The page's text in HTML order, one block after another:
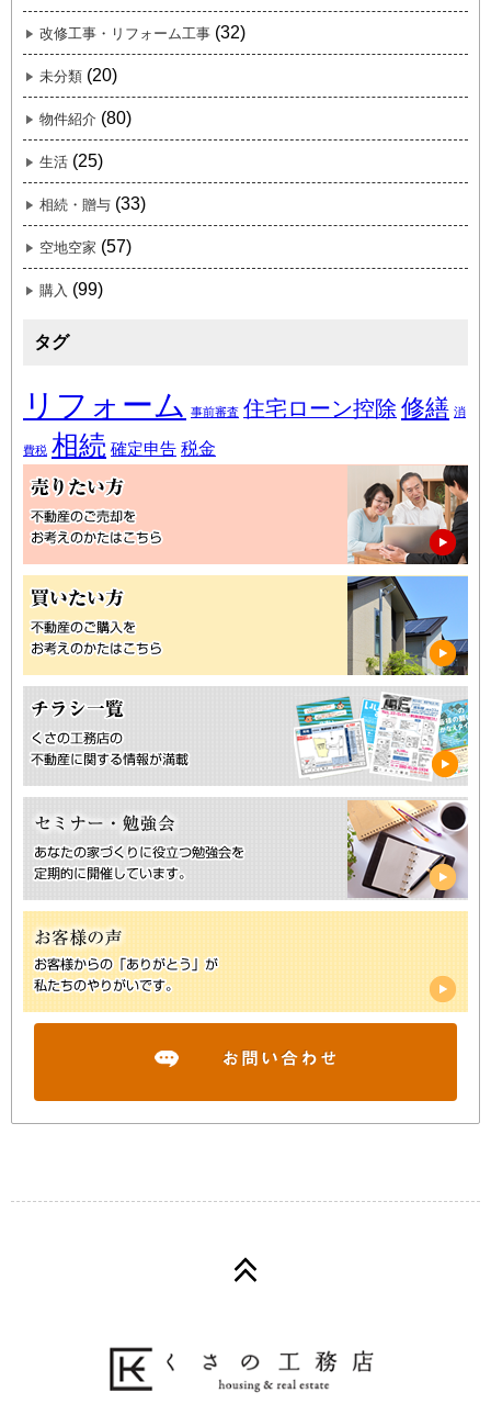
改修工事・リフォーム工事 (32)
未分類 (20)
物件紹介 (80)
生活 (25)
相続・贈与 (33)
空地空家 (57)
購入 (99)
タグ
リフォーム 事前審査 住宅ローン控除 修繕 消
費税 相続 確定申告 税金